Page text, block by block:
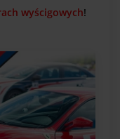
wyścigowych!